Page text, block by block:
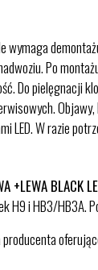
Po
Do pielęgnacji
LED. W razie
BLACK
i HB3/HB3A.
producenta